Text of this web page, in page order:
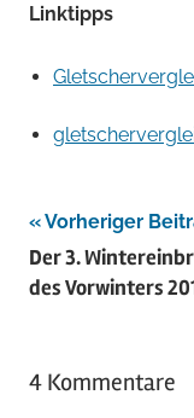
Linktipps
Vorheriger
Der 3.
des Vorwinters
4 Kommentare